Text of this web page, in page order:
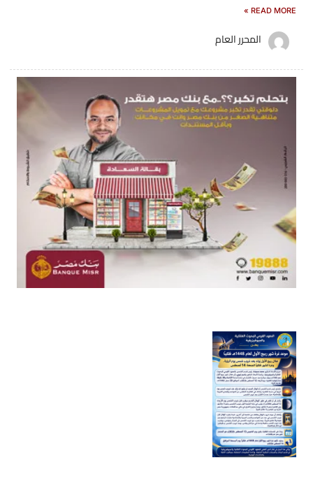
READ MORE »
المحرر العام